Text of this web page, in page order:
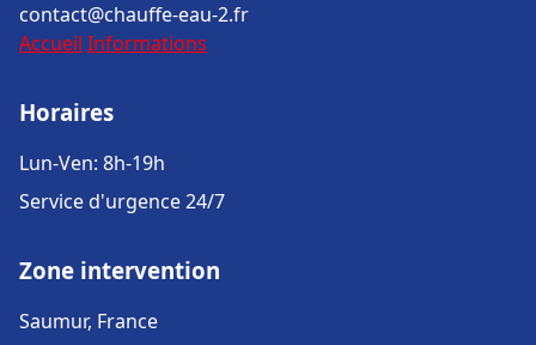
contact@chauffe-eau-2.fr
Accueil Informations
Horaires
Lun-Ven: 8h-19h
Service d'urgence 24/7
Zone intervention
Saumur, France